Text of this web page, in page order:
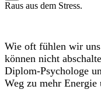
Raus aus dem Stress.
Wie oft fühlen wir
können nicht
Diplom-Psychologe
Weg zu mehr Energie